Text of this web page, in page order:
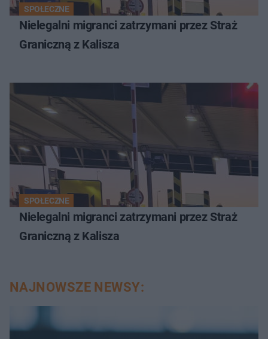
SPOŁECZNE
Nielegalni migranci zatrzymani przez Straż
Graniczną z Kalisza
SPOŁECZNE
Nielegalni migranci zatrzymani przez Straż
Graniczną z Kalisza
NAJNOWSZE NEWSY: